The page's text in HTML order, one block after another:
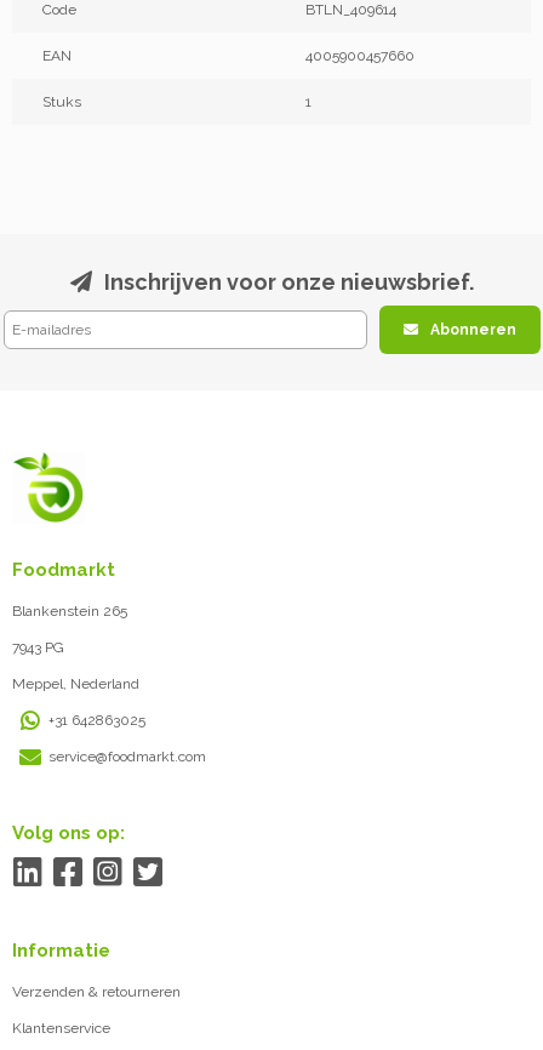
Code BTLN_409614
EAN 4005900457660
Stuks 1
Inschrijven voor onze nieuwsbrief.
Abonneren
Foodmarkt
Blankenstein 265
7943 PG
Meppel, Nederland
+31 642863025
service@foodmarkt.com
Volg ons op:
Informatie
Verzenden & retourneren
Klantenservice